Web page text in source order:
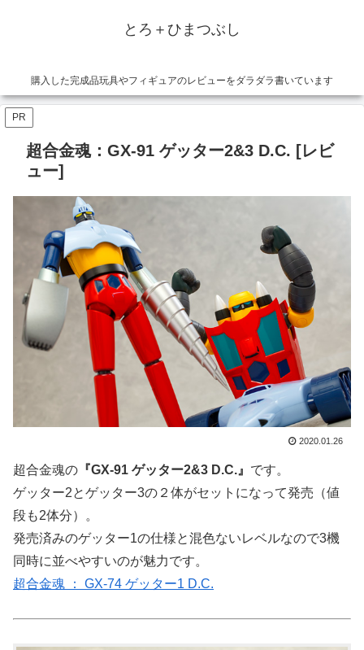
とろ＋ひまつぶし
購入した完成品玩具やフィギュアのレビューをダラダラ書いています
PR
超合金魂：GX-91 ゲッター2&3 D.C. [レビ
ュー]
2020.01.26
超合金魂の 『GX-91 ゲッター2&3 D.C.』 です。
ゲッター2とゲッター3の２体がセットになって発売（値
段も2体分）。
発売済みのゲッター1の仕様と混色ないレベルなので3機
同時に並べやすいのが魅力です。
超合金魂 ： GX-74 ゲッター1 D.C.